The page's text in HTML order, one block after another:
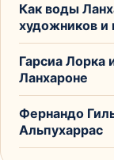
Как воды
художников и
Гарсиа Лорка
Ланхароне
Фернандо
Альпухаррас